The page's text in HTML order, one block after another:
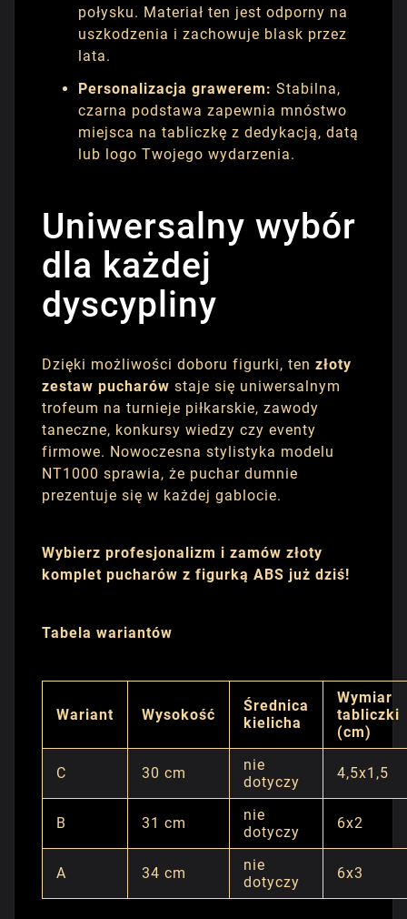
połysku. Materiał ten jest odporny na
uszkodzenia i zachowuje blask przez
lata.
Personalizacja grawerem: Stabilna,
czarna podstawa zapewnia mnóstwo
miejsca na tabliczkę z dedykacją, datą
lub logo Twojego wydarzenia.
Uniwersalny wybór
dla każdej
dyscypliny
Dzięki możliwości doboru figurki, ten złoty
zestaw pucharów staje się uniwersalnym
trofeum na turnieje piłkarskie, zawody
taneczne, konkursy wiedzy czy eventy
firmowe. Nowoczesna stylistyka modelu
NT1000 sprawia, że puchar dumnie
prezentuje się w każdej gablocie.
Wybierz profesjonalizm i zamów złoty
komplet pucharów z figurką ABS już dziś!
Tabela wariantów
Wariant Wysokość
Średnica
kielicha
Wymiar
tabliczki
(cm)
C 30 cm
nie
dotyczy
4,5x1,5
B 31 cm
nie
dotyczy
6x2
A 34 cm
nie
dotyczy
6x3